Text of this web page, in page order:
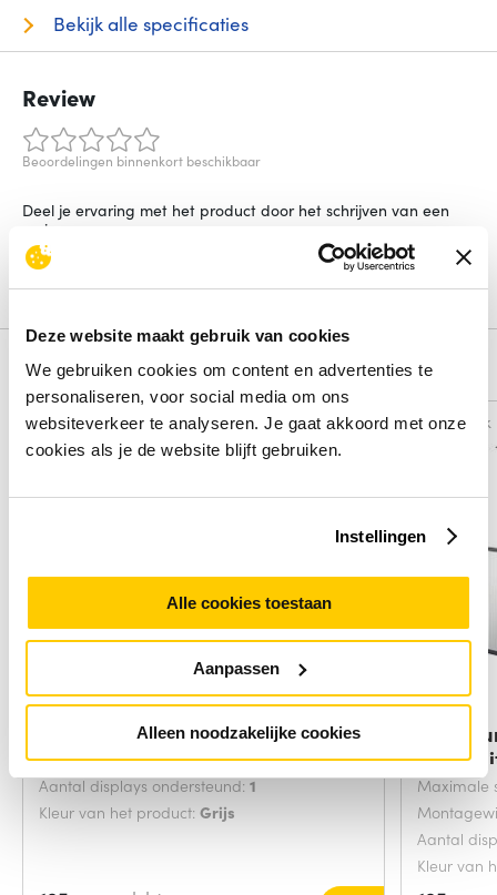
Deze website maakt gebruik van cookies
We gebruiken cookies om content en advertenties te
personaliseren, voor social media om ons
websiteverkeer te analyseren. Je gaat akkoord met onze
cookies als je de website blijft gebruiken.
Instellingen
Alle cookies toestaan
Aanpassen
Alleen noodzakelijke cookies
Bekijk alle specificaties
Review
Beoordelingen binnenkort beschikbaar
Deel je ervaring met het product door het schrijven van een
review.
Schrijf een review
Alternatieven
Vergelijk
Kensington SmartFit One-Touch
Height
Aantal displays ondersteund: 1
Kleur van het product: Grijs
Vergelijk
TV/
Maximale
Aantal
Kleur van